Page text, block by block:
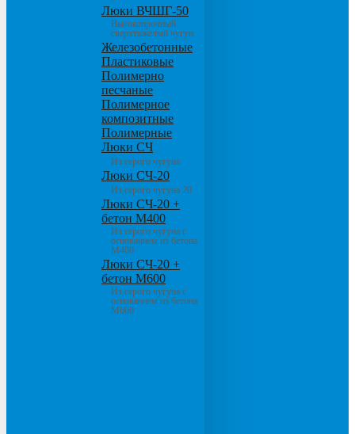
Люки ВЧШГ-50
Высокопрочный
сверхтяжелый чугун
Железобетонные
Пластиковые
Полимерно
песчаные
Полимерное
композитные
Полимерные
Люки СЧ
Из серого чугуна
Люки СЧ-20
Из серого чугуна 20
Люки СЧ-20 +
бетон М400
Из серого чугуна с
основанием из бетона
М400
Люки СЧ-20 +
бетон М600
Из серого чугуна с
основанием из бетона
М600